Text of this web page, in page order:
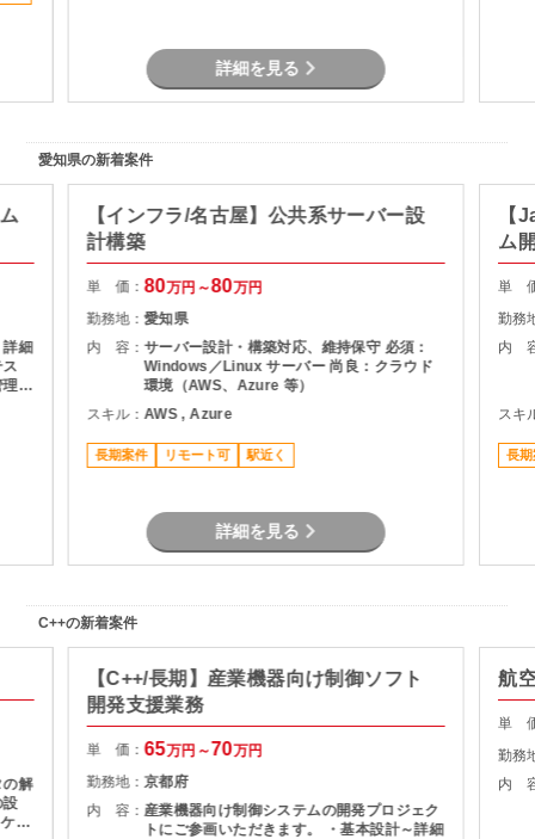
詳細を見る
愛知県の新着案件
細
理
【インフラ/名古屋】公共系サーバー設
計構築
単 価：80万円～80万円
勤務地：愛知県
内 容：サーバー設計・構築対応、維持保守 必須：
Windows／Linux サーバー 尚良：クラウド
環境（AWS、Azure 等）
スキル：AWS , Azure
長期案件 リモート可 駅近く
詳細を見る
【
ム
単
勤務
内
スキ
長期
C++の新着案件
の解
設
ー
【C++/長期】産業機器向け制御ソフト
開発支援業務
単 価：65万円～70万円
勤務地： 京都府
内 容： 産業機器向け制御システムの開発プロジェク
トにご参画いただきます。 ・基本設計～詳細
航
単
勤務
内